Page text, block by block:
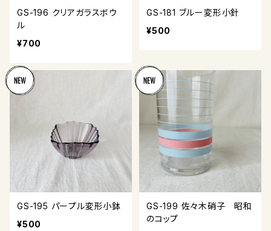
GS-196 クリアガラスボウ
ル
¥700
GS-181 ブルー変形小針
¥500
GS-195 パープル変形小鉢
¥500
GS-199 佐々木硝子 昭和
のコップ